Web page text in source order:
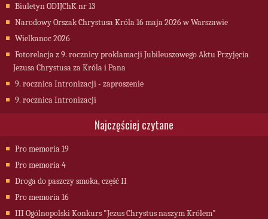
Biuletyn ODIJChK nr 13
Narodowy Orszak Chrystusa Króla 16 maja 2026 w Warszawie
Wielkanoc 2026
Fotorelacja z 9. rocznicy proklamacji Jubileuszowego Aktu Przyjęcia
Jezusa Chrystusa za Króla i Pana
9. rocznica Intronizacji - zaproszenie
9. rocznica Intronizacji
Najczęściej czytane
Pro memoria 19
Pro memoria 4
Droga do paszczy smoka, część II
Pro memoria 16
III Ogólnopolski Konkurs "Jezus Chrystus naszym Królem"